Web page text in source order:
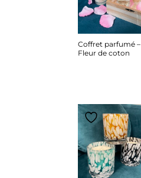
Coffret parfumé –
Fleur de coton